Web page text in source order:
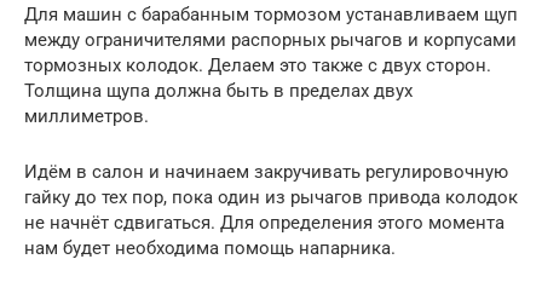
Для машин с барабанным тормозом устанавливаем щуп
между ограничителями распорных рычагов и корпусами
тормозных колодок. Делаем это также с двух сторон.
Толщина щупа должна быть в пределах двух
миллиметров.
Идём в салон и начинаем закручивать регулировочную
гайку до тех пор, пока один из рычагов привода колодок
не начнёт сдвигаться. Для определения этого момента
нам будет необходима помощь напарника.